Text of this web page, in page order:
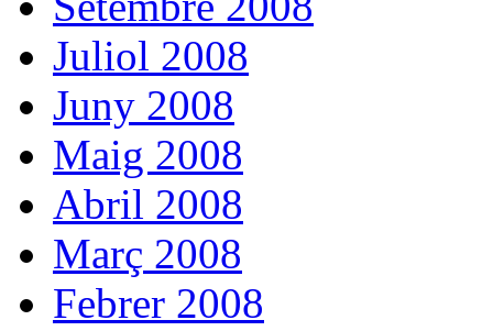
Juliol 2008
Juny 2008
Maig 2008
Abril 2008
Març 2008
Febrer 2008